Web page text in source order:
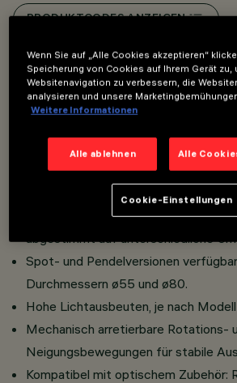
PRODUKTCODES ANZEIGEN
Overview
thermoplastischem Material.
Hoher Sehkomfort mit Opti Beam-
präzise Lichtbündelung.
Erhältlich in lebendigen oder
abgestimmt auf unterschiedliche
Spot- und Pendelversionen
Durchmessern ø55 und ø80.
Hohe Lichtausbeuten, je nach
Mechanisch arretierbare Rotations-
Neigungsbewegungen für stabile
Kompatibel mit optischem Zubehör:
Wenn Sie auf „Alle Cookies akzeptieren“
Speicherung von Cookies auf Ihrem Gerät zu,
Websitenavigation zu verbessern, die
analysieren und unsere
Weitere Informationen
Alle ablehnen Alle
Cookie-Einstellungen